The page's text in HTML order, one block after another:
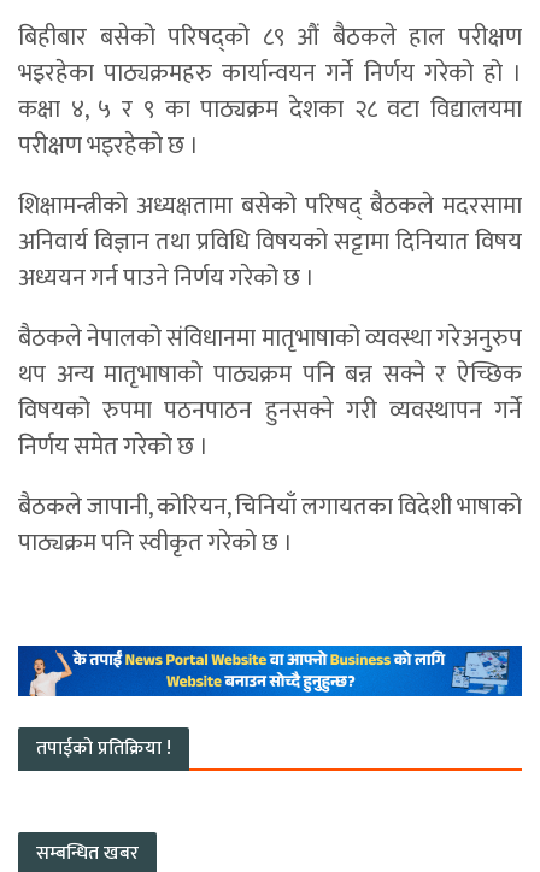
बिहीबार बसेको परिषद्को ८९ औं बैठकले हाल परीक्षण
भइरहेका पाठ्यक्रमहरु कार्यान्वयन गर्ने निर्णय गरेको हो ।
कक्षा ४, ५ र ९ का पाठ्यक्रम देशका २८ वटा विद्यालयमा
परीक्षण भइरहेको छ ।
शिक्षामन्त्रीको अध्यक्षतामा बसेको परिषद् बैठकले मदरसामा
अनिवार्य विज्ञान तथा प्रविधि विषयको सट्टामा दिनियात विषय
अध्ययन गर्न पाउने निर्णय गरेको छ ।
बैठकले नेपालको संविधानमा मातृभाषाको व्यवस्था गरेअनुरुप
थप अन्य मातृभाषाको पाठ्यक्रम पनि बन्न सक्ने र ऐच्छिक
विषयको रुपमा पठनपाठन हुनसक्ने गरी व्यवस्थापन गर्ने
निर्णय समेत गरेको छ ।
बैठकले जापानी, कोरियन, चिनियाँ लगायतका विदेशी भाषाको
पाठ्यक्रम पनि स्वीकृत गरेको छ ।
तपाईको प्रतिक्रिया !
सम्बन्धित खबर